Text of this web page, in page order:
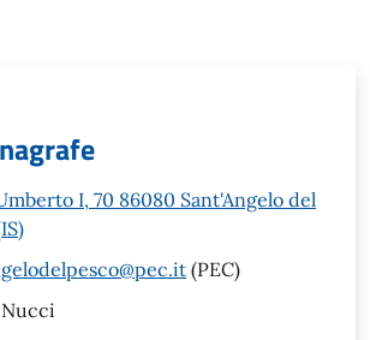
I, 70 86080 Sant'Angelo del
(PEC)
Nucci